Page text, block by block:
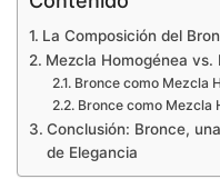
La Composición del
Mezcla Homogénea vs.
Bronce como Mezcla
Bronce como Mezcla
Conclusión: Bronce,
de Elegancia